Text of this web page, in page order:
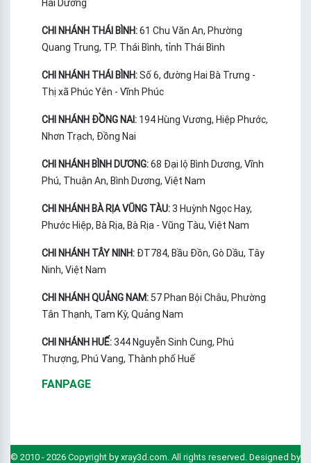
Hải Dương
CHI NHÁNH THÁI BÌNH:61 Chu Văn An, Phường
Quang Trung, TP. Thái Bình, tỉnh Thái Bình
CHI NHÁNH THÁI BÌNH:Số 6, đường Hai Bà Trưng -
Thị xã Phúc Yên - Vĩnh Phúc
CHI NHÁNH ĐỒNG NAI: 194 Hùng Vương, Hiệp Phước,
Nhơn Trạch, Đồng Nai
CHI NHÁNH BÌNH DƯƠNG:68 Đại lộ Bình Dương, Vĩnh
Phú, Thuận An, Bình Dương, Việt Nam
CHI NHÁNH BÀ RỊA VŨNG TÀU:3 Huỳnh Ngọc Hay,
Phước Hiệp, Bà Rịa, Bà Rịa - Vũng Tàu, Việt Nam
CHI NHÁNH TÂY NINH: ĐT784, Bầu Đồn, Gò Dầu, Tây
Ninh, Việt Nam
CHI NHÁNH QUẢNG NAM: 57 Phan Bội Châu, Phường
Tân Thạnh, Tam Kỳ, Quảng Nam
CHI NHÁNH HUẾ:344 Nguyễn Sinh Cung, Phú
Thượng, Phú Vang, Thành phố Huế
FANPAGE
© 2010 - 2026 Copyright by xray3d.com. All rights reserved. Designed by